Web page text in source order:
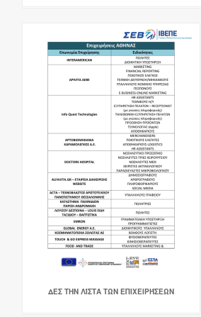
ΔΕΣ ΤΗΝ ΛΊΣΤΑ ΤΩΝ ΕΠΙΧΕΙΡΉΣΕΩΝ